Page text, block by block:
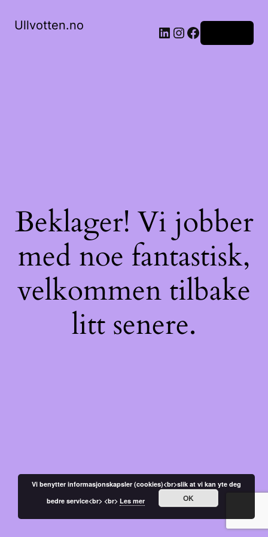
Ullvotten.no LinkedIn
Instagram
Facebook
Beklager! Vi jobber
med noe fantastisk,
velkommen tilbake
litt senere.
Vi benytter informasjonskapsler (cookies)<br>slik at vi kan yte deg
bedre service<br> <br>Les mer OK